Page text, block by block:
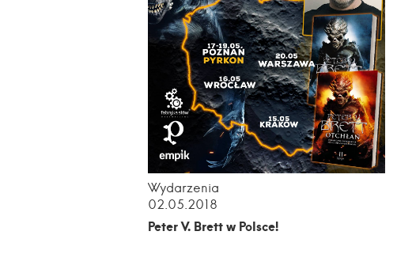
Wydarzenia
02.05.2018
Peter V. Brett w Polsce!